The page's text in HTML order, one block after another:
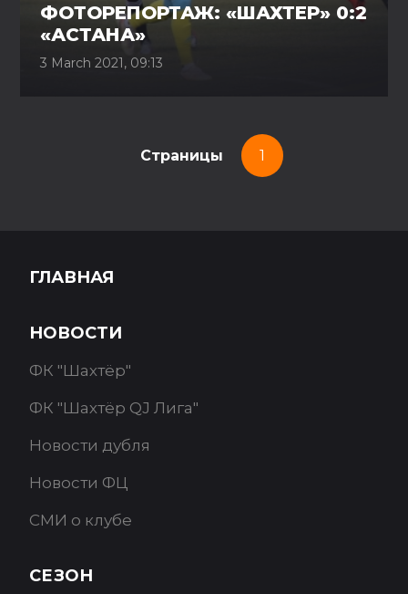
ФОТОРЕПОРТАЖ: «ШАХТЕР» 0:2
«АСТАНА»
3 March 2021, 09:13
Страницы 1
ГЛАВНАЯ
НОВОСТИ
ФК "Шахтёр"
ФК "Шахтёр QJ Лига"
Новости дубля
Новости ФЦ
СМИ о клубе
СЕЗОН